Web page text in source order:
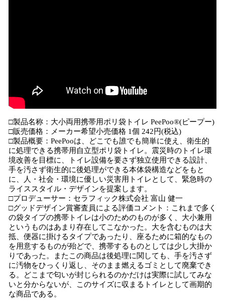
□製品名称：大小両用携帯用ポリ袋トイレ PeePoo®︎(ピープー)
□販売価格：メーカー希望小売価格 1個 242円(税込)
□製品概要：PeePooは、どこでも誰でも簡単に使え、衛生的
に処理できる携帯用自立型ポリ袋トイレ。震災時のトイレ環
境改善を目標に、トイレ設備を要さず独立使用できる設計、
手を汚さず衛生的に後処理ができる本体袋構造などをもと
に、人・社会・環境に優しい災害用トイレとして、緊急時の
ライススタイル・デザインを提案します。
□プロデューサー：セラフィック株式会社 富山 健一
□グッドデザイン賞審査員による評価コメント：これまで多く
の袋タイプの携帯トイレは小のためのものが多く、大小兼用
というものはあまり存在してこなかった。大を含むものは大
抵、便器に掛けるタイプであったり、座るために箱的なもの
を用意するものが殆どで、携帯するものとしては少し大掛か
りであった。またこの商品は後処理に関しても、手を汚さず
に汚物をひっくり返し、そのまま燃えるゴミとして廃棄でき
る。どこまで匂いが封じられるのかだけは実際に試してみな
いと分からないが、このサイズに収まるトイレとして画期的
な商品である。